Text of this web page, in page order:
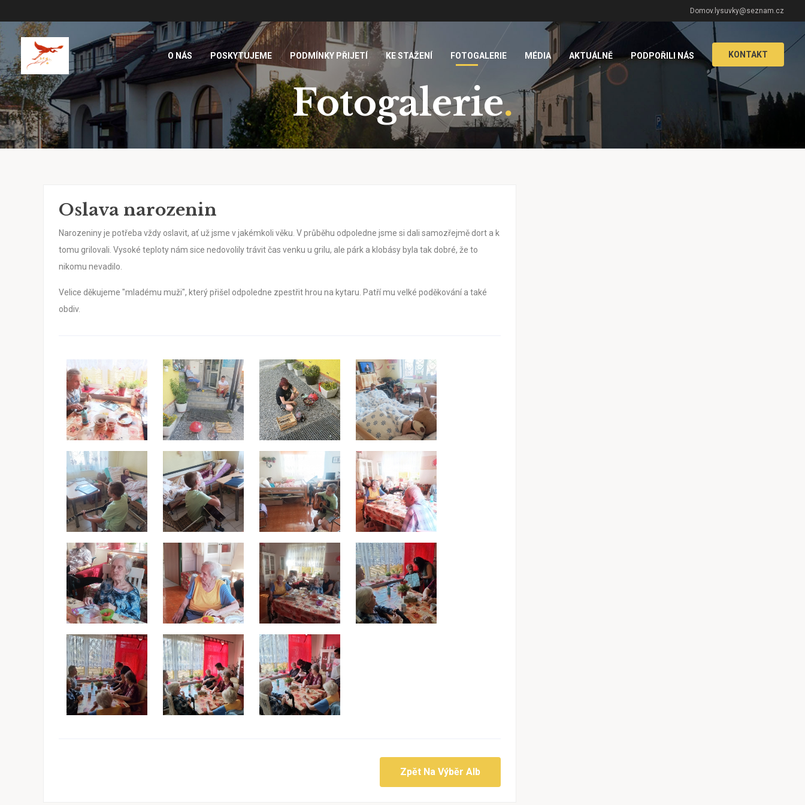
Domov.lysuvky@seznam.cz
O NÁS POSKYTUJEME PODMÍNKY PŘIJETÍ KE STAŽENÍ FOTOGALERIE MÉDIA AKTUÁLNĚ PODPOŘILI NÁS KONTAKT
Fotogalerie.
Oslava narozenin
Narozeniny je potřeba vždy oslavit, ať už jsme v jakémkoli věku. V průběhu odpoledne jsme si dali samozřejmě dort a k
tomu grilovali. Vysoké teploty nám sice nedovolily trávit čas venku u grilu, ale párk a klobásy byla tak dobré, že to
nikomu nevadilo.
Velice děkujeme "mladému muži", který přišel odpoledne zpestřit hrou na kytaru. Patří mu velké poděkování a také
obdiv.
Zpět Na Výběr Alb